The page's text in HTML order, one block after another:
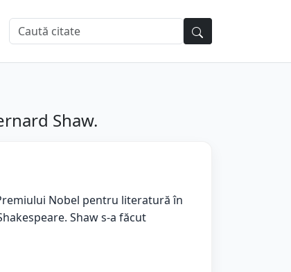
Shaw.
Nobel pentru literatură în
Shaw s-a făcut